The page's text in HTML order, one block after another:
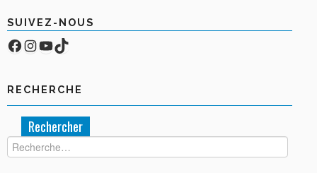
SUIVEZ-NOUS
Facebook
Compte Instagram
YouTube
TikTok
RECHERCHE
Rechercher :